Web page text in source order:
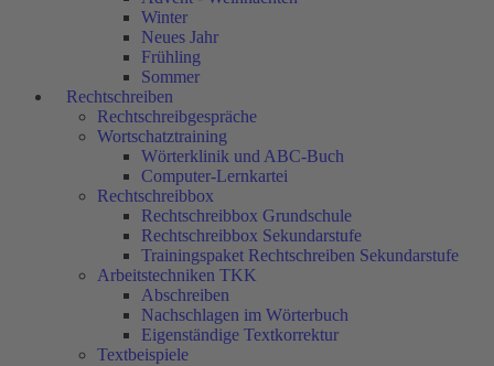
Winter
Neues Jahr
Frühling
Sommer
Rechtschreiben
Rechtschreibgespräche
Wortschatztraining
Wörterklinik und ABC-Buch
Computer-Lernkartei
Rechtschreibbox
Rechtschreibbox Grundschule
Rechtschreibbox Sekundarstufe
Trainingspaket Rechtschreiben Sekundarstufe
Arbeitstechniken TKK
Abschreiben
Nachschlagen im Wörterbuch
Eigenständige Textkorrektur
Textbeispiele